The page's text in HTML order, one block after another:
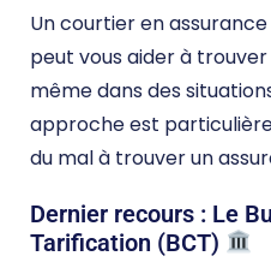
Un courtier en
peut vous aider à
même dans des
approche est
du mal à trouver un
Dernier recours : Le
Tarification (BCT)